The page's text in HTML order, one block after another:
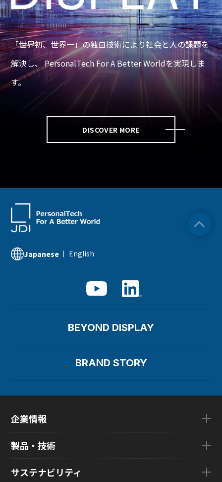
「世界初、世界一」の独自技術により社会と人の課題を
解決し、PersonalTech For A Better Worldを実現しま
す。
DISCOVER MORE
Japanese English
BEYOND DISPLAY
BRAND STORY
企業情報
ごあいさつ
企業理念
製品・技術
eLEAP
サステナビリティ